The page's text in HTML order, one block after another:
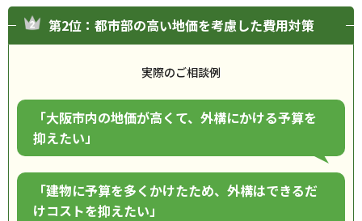
第2位：都市部の高い地価を考慮した費用対策
実際のご相談例
「大阪市内の地価が高くて、外構にかける予算を
抑えたい」
「建物に予算を多くかけたため、外構はできるだ
けコストを抑えたい」